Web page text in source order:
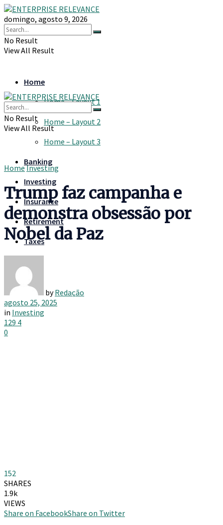
domingo, agosto 9, 2026
No Result
View All Result
Home
Home – Layout 1
Home – Layout 2
Home – Layout 3
Banking
Investing
Insurance
Retirement
Taxes
No Result
View All Result
HomeInvesting
Trump faz campanha e
demonstra obsessão por
Nobel da Paz
by Redação
agosto 25, 2025
in Investing
129 4
0
152
SHARES
1.9k
VIEWS
Share on FacebookShare on Twitter